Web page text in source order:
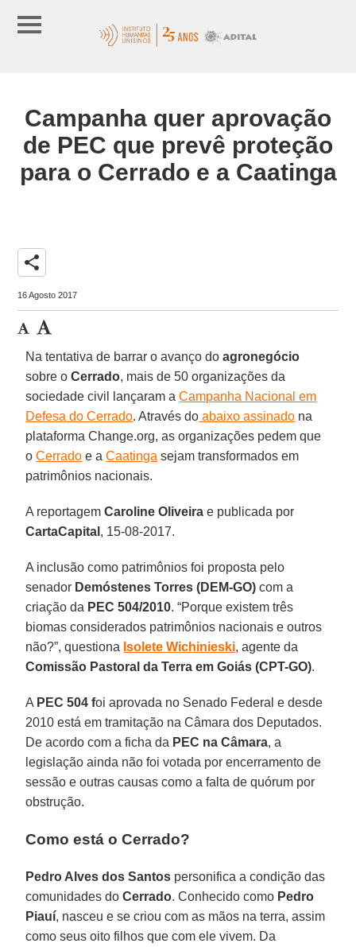
Campanha quer aprovação
de PEC que prevê proteção
para o Cerrado e a Caatinga
share
16 Agosto 2017
Na tentativa de barrar o avanço doagronegócio
sobre oCerrado, mais de 50 organizações da
sociedade civil lançaram aCampanha Nacional em
Defesa do Cerrado. Através do abaixo assinado na
plataforma Change.org, as organizações pedem que
oCerrado e aCaatinga sejam transformados em
patrimônios nacionais.
A reportagemCaroline Oliveira e publicada por
CartaCapital , 15-08-2017.
A inclusão como patrimônios foi proposta pelo
senador Demóstenes Torres (DEM-GO) com a
criação da PEC 504/2010. “Porque existem três
biomas considerados patrimônios nacionais e outros
não?”, questiona Isolete Wichinieski, agente da
Comissão Pastoral da Terra em Goiás (CPT-GO).
A PEC 504 foi aprovada no Senado Federal e desde
2010 está em tramitação na Câmara dos Deputados.
De acordo com a ficha da PEC na Câmara, a
legislação ainda não foi votada por encerramento de
sessão e outras causas como a falta de quórum por
obstrução.
Como está o Cerrado?
Pedro Alves dos Santos personifica a condição das
comunidades doCerrado. Conhecido como Pedro
Piauí, nasceu e se criou com as mãos na terra, assim
como seus oito filhos que com ele vivem. Da